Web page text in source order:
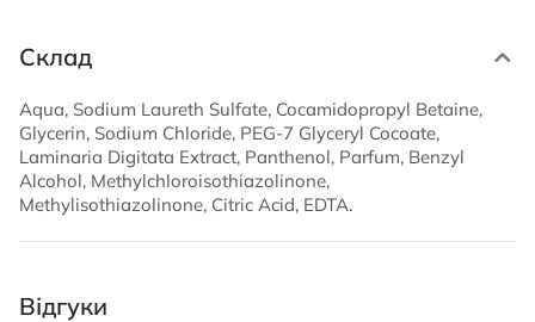
Склад
Aqua, Sodium Laureth Sulfate, Cocamidopropyl Betaine,
Glycerin, Sodium Chloride, PEG-7 Glyceryl Cocoate,
Laminaria Digitata Extract, Panthenol, Parfum, Benzyl
Alcohol, Methylchloroisothiazolinone,
Methylisothiazolinone, Citric Acid, EDTA.
Відгуки